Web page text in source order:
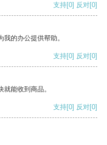
支持[0] 反对[0]
的办公提供帮助。
支持[0] 反对[0]
能收到商品。
支持[0] 反对[0]